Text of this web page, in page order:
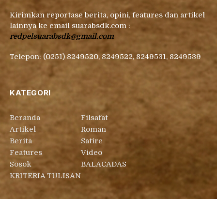
Kirimkan reportase berita, opini, features dan artikel
lainnya ke email suarabsdk.com :
redpelsuarabsdk@gmail.com
Telepon: (0251) 8249520, 8249522, 8249531, 8249539
KATEGORI
Beranda
Artikel
Berita
Features
Sosok
KRITERIA TULISAN
Filsafat
Roman
Satire
Video
BALACADAS